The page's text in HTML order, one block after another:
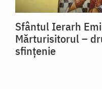
Sfântul Ierarh
Mărturisitorul –
sfințenie